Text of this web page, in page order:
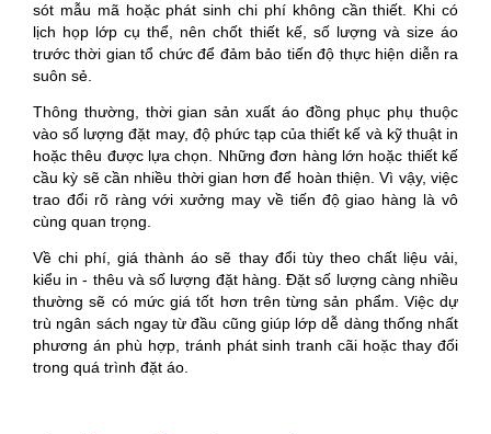
sót mẫu mã hoặc phát sinh chi phí không cần thiết. Khi có
lịch họp lớp cụ thể, nên chốt thiết kế, số lượng và size áo
trước thời gian tổ chức để đảm bảo tiến độ thực hiện diễn ra
suôn sẻ.
Thông thường, thời gian sản xuất áo đồng phục phụ thuộc
vào số lượng đặt may, độ phức tạp của thiết kế và kỹ thuật in
hoặc thêu được lựa chọn. Những đơn hàng lớn hoặc thiết kế
cầu kỳ sẽ cần nhiều thời gian hơn để hoàn thiện. Vì vậy, việc
trao đổi rõ ràng với xưởng may về tiến độ giao hàng là vô
cùng quan trọng.
Về chi phí, giá thành áo sẽ thay đổi tùy theo chất liệu vải,
kiểu in - thêu và số lượng đặt hàng. Đặt số lượng càng nhiều
thường sẽ có mức giá tốt hơn trên từng sản phẩm. Việc dự
trù ngân sách ngay từ đầu cũng giúp lớp dễ dàng thống nhất
phương án phù hợp, tránh phát sinh tranh cãi hoặc thay đổi
trong quá trình đặt áo.